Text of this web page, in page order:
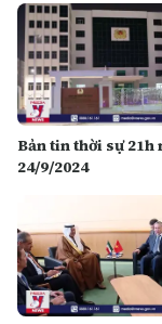
Bản tin thời sự 21h
24/9/2024